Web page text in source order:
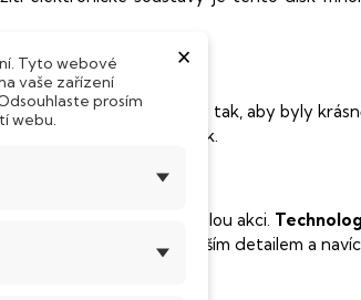
osvítí jednotlivé klávesy tak, aby byly
nedráždily Váš zrak.
který nabízí dokonale plynulou akci.
s každým sebejemnějším detailem a
×
Tyto webové
vaše zařízení
prosím
webu.